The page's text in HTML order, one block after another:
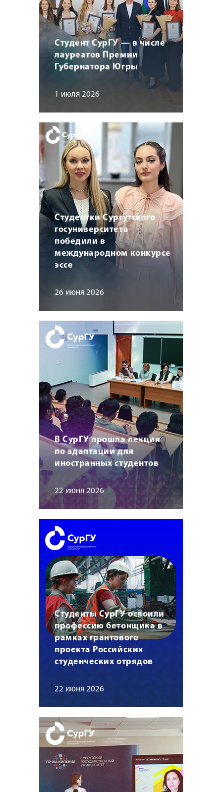
Студент СурГУ — в числе
лауреатов Премии
Губернатора Югры
1 июля 2026
Студентки Сургутского
госуниверситета
победили в
международном конкурсе
эссе
26 июня 2026
В СурГУ прошла лекция
по адаптации для
иностранных студентов
22 июня 2026
Студенты СурГУ освоили
профессию бетонщика в
рамках грантового
проекта Российских
студенческих отрядов
22 июня 2026